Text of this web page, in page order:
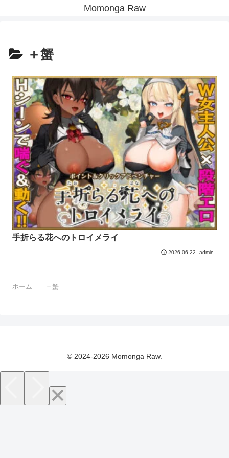
Momonga Raw
＋蟹
手折らる花へのトロイメライ
2026.06.22 admin
ホーム ＋蟹
© 2024-2026 Momonga Raw.